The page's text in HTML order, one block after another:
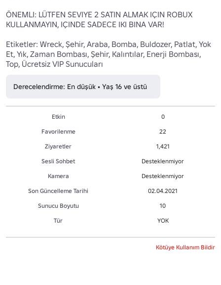
ÖNEMLI: LÜTFEN SEVIYE 2 SATIN ALMAK IÇIN ROBUX
KULLANMAYIN, IÇINDE SADECE IKI BINA VAR!
Etiketler: Wreck, Şehir, Araba, Bomba, Buldozer, Patlat, Yok
Et, Yık, Zaman Bombası, Şehir, Kalıntılar, Enerji Bombası,
Top, Ücretsiz VIP Sunucuları
Derecelendirme: En düşük • Yaş 16 ve üstü
Etkin
0
Favorilenme
22
Ziyaretler
1,421
Sesli Sohbet
Desteklenmiyor
Kamera
Desteklenmiyor
Son Güncelleme Tarihi
02.04.2021
Sunucu Boyutu
10
Tür
YOK
Kötüye Kullanım Bildir